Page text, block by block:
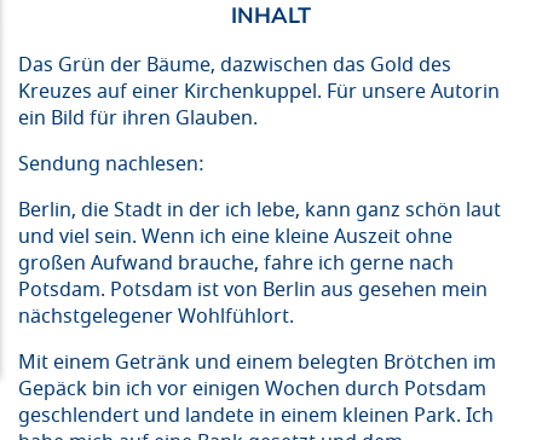
Das Grün der Bäume, dazwischen das Gold des
Kreuzes auf einer Kirchenkuppel. Für unsere Autorin
ein Bild für ihren Glauben.
Sendung nachlesen:
Berlin, die Stadt in der ich lebe, kann ganz schön laut
und viel sein. Wenn ich eine kleine Auszeit ohne
großen Aufwand brauche, fahre ich gerne nach
Potsdam. Potsdam ist von Berlin aus gesehen mein
nächstgelegener Wohlfühlort.
Mit einem Getränk und einem belegten Brötchen im
Gepäck bin ich vor einigen Wochen durch Potsdam
geschlendert und landete in einem kleinen Park. Ich